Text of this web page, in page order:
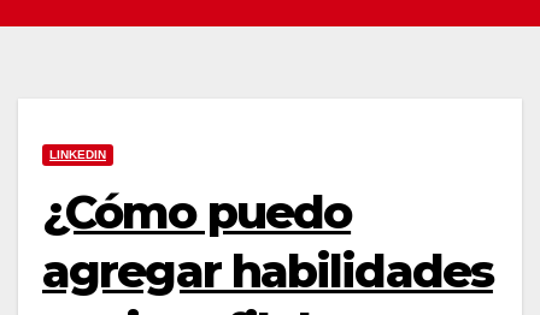
LINKEDIN
¿Cómo puedo
agregar habilidades